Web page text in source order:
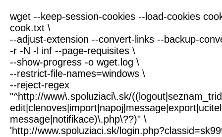
wget --keep-session-cookies --load-cookies
cook.txt \
--adjust-extension --convert-links --backup-
-r -N -l inf --page-requisites \
--show-progress -o wget.log \
--restrict-file-names=windows \
--reject-regex
"^http://www\.spoluziaci\.sk/
message|notifikace)\.php\??)" \
'http://www.spoluziaci.sk/